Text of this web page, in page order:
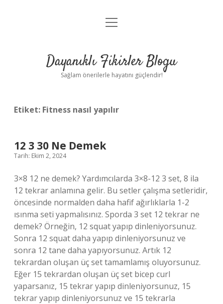
Anasayfa
Yasal Uyarı
menüyü
Dayanıklı Fikirler Blogu
Sağlam önerilerle hayatını güçlendir!
Etiket: Fitness nasıl yapılır
12 3 30 Ne Demek
Tarih: Ekim 2, 2024
3×8 12 ne demek? Yardımcılarda 3×8-12 3 set, 8 ila
12 tekrar anlamına gelir. Bu setler çalışma setleridir,
öncesinde normalden daha hafif ağırlıklarla 1-2
ısınma seti yapmalısınız. Sporda 3 set 12 tekrar ne
demek? Örneğin, 12 squat yapıp dinleniyorsunuz.
Sonra 12 squat daha yapıp dinleniyorsunuz ve
sonra 12 tane daha yapıyorsunuz. Artık 12
tekrardan oluşan üç set tamamlamış oluyorsunuz.
Eğer 15 tekrardan oluşan üç set bicep curl
yaparsanız, 15 tekrar yapıp dinleniyorsunuz, 15
tekrar yapıp dinleniyorsunuz ve 15 tekrarla